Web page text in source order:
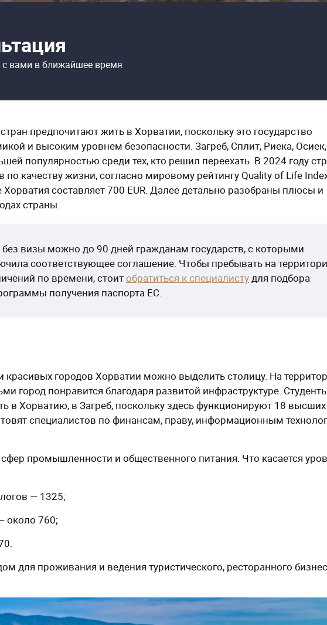
с вами в ближайшее время
предпочитают жить в Хорватии, поскольку это государство
и высоким уровнем безопасности. Загреб, Сплит, Риека,
популярностью среди тех, кто решил переехать. В 2024 году
по качеству жизни, согласно мировому рейтингу Quality of Life
составляет 700 EUR. Далее детально разобраны плюсы и
страны.
визы можно до 90 дней гражданам государств, с которыми
соответствующее соглашение. Чтобы пребывать на
по времени, стоитобратиться к специалистудля подбора
получения паспорта ЕС.
городов Хорватии можно выделить столицу. На
город понравится благодаря развитой инфраструктуре.
в Хорватию, в Загреб, поскольку здесь функционируют 18 высших
специалистов по финансам, праву, информационным
промышленности и общественного питания. Что касается
— 1325;
около 760;
для проживания и ведения туристического, ресторанного